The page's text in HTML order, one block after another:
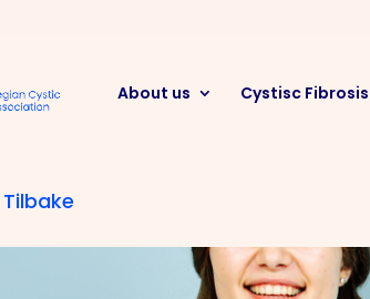
About us Cystisc Fibrosis
Tilbake